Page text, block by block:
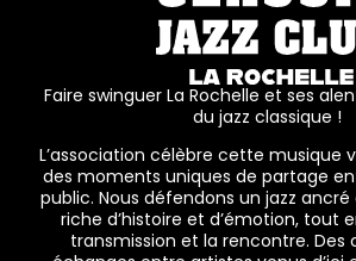
Faire swinguer La Rochelle et ses
du jazz classique !
L’association célèbre cette musique
des moments uniques de partage
public. Nous défendons un jazz
riche d’histoire et d’émotion, tout
transmission et la rencontre. Des